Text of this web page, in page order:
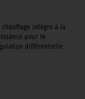
intègre à la
pour le
différentielle